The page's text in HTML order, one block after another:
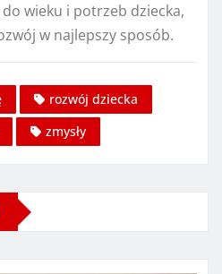
wieku i potrzeb dziecka,
w najlepszy sposób.
rozwój dziecka
zmysły